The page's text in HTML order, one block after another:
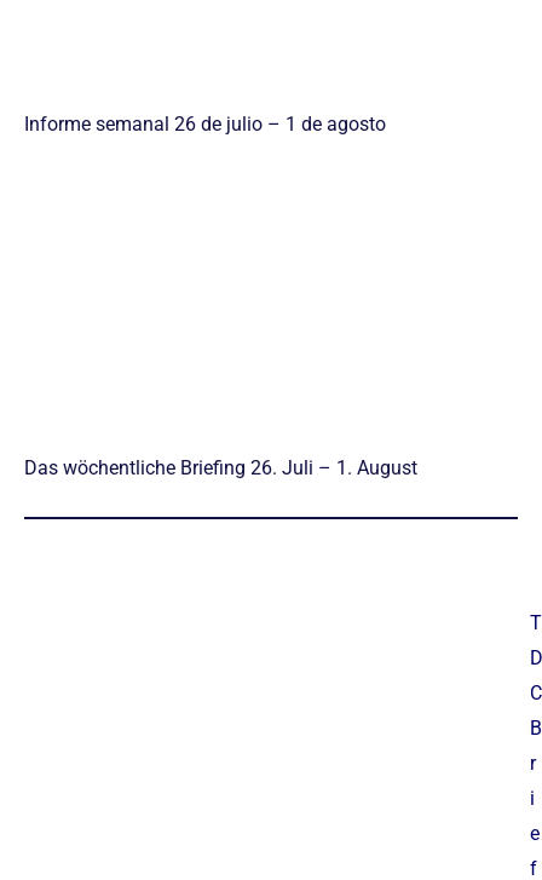
Informe semanal 26 de julio – 1 de agosto
Das wöchentliche Briefing 26. Juli – 1. August
T
D
C
B
r
i
e
f